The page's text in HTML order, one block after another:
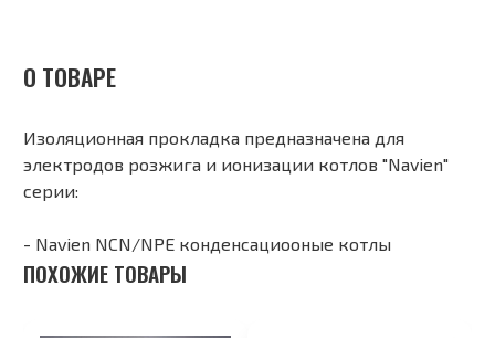
О ТОВАРЕ
Изоляционная прокладка предназначена для
электродов розжига и ионизации котлов "Navien"
серии:
- Navien NCN/NPE конденсациооные котлы
ПОХОЖИЕ ТОВАРЫ